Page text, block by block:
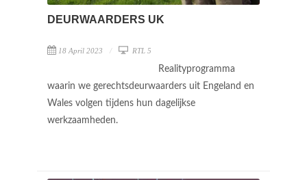
DEURWAARDERS UK
18 April 2023 RTL 5
Realityprogramma
waarin we gerechtsdeurwaarders uit Engeland en
Wales volgen tijdens hun dagelijkse
werkzaamheden.